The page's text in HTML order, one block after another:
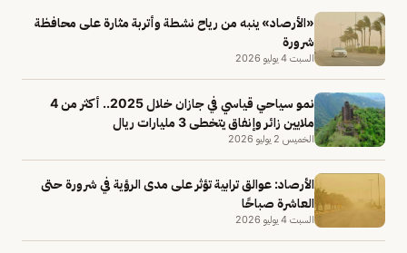
«الأرصاد» ينبه من رياح نشطة وأتربة مثارة على محافظة
شرورة
السبت 4 يوليو 2026
نمو سياحي قياسي في جازان خلال 2025.. أكثر من 4
ملايين زائر وإنفاق يتخطى 3 مليارات ريال
الخميس 2 يوليو 2026
الأرصاد: عوالق ترابية تؤثر على مدى الرؤية في شرورة حتى
العاشرة صباحًا
السبت 4 يوليو 2026